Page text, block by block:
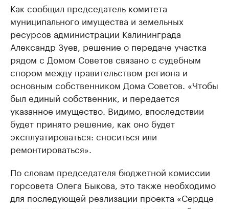
Как сообщил председатель комитета
муниципального имущества и земельных
ресурсов администрации Калининграда
Александр Зуев, решение о передаче участка
рядом с Домом Советов связано с судебным
спором между правительством региона и
основным собственником Дома Советов. «Чтобы
был единый собственник, и передается
указанное имущество. Видимо, впоследствии
будет принято решение, как оно будет
эксплуатироваться: сноситься или
ремонтироваться».
По словам председателя бюджетной комиссии
горсовета Олега Быкова, это также необходимо
для последующей реализации проекта «Сердце